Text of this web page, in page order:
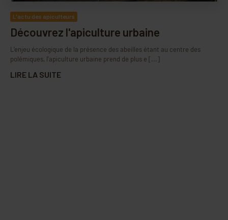
L'actu des apiculteurs
Découvrez l'apiculture urbaine
L’enjeu écologique de la présence des abeilles étant au centre des
polémiques, l’apiculture urbaine prend de plus e [...]
LIRE LA SUITE